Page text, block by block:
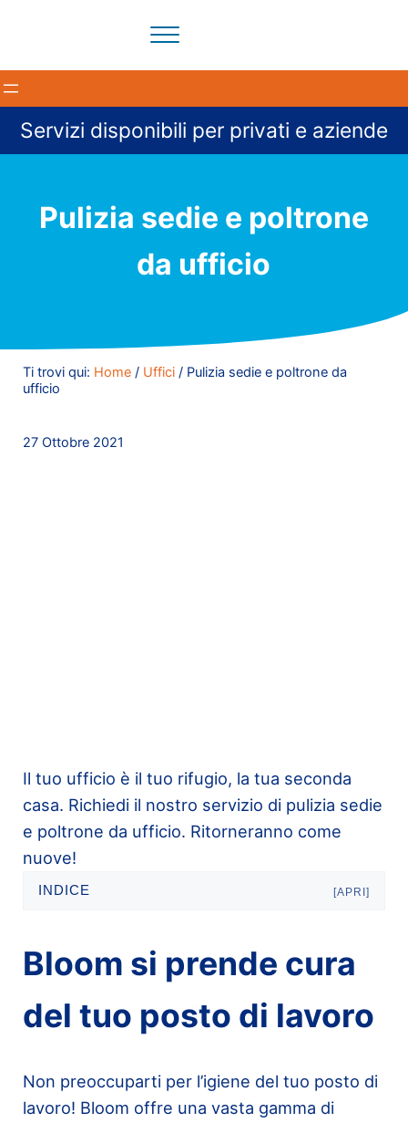
BloomCleaning Impresa di
Menu
Servizi disponibili per privati e aziende
Pulizia sedie e poltrone
da ufficio
Ti trovi qui: Home / Uffici /Pulizia sedie e poltrone da
ufficio
27 Ottobre 2021
Il tuo ufficio è il tuo rifugio, la tua seconda
casa. Richiedi il nostro servizio di pulizia sedie
e poltrone da ufficio. Ritorneranno come
nuove!
INDICE [APRI]
Bloom si prende cura
del tuo posto di lavoro
Non preoccuparti per l’igiene del tuo posto di
lavoro! Bloom offre una vasta gamma di